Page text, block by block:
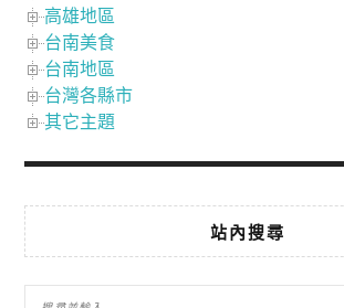
高雄地區
台南美食
台南地區
台灣各縣市
其它主題
站內搜尋